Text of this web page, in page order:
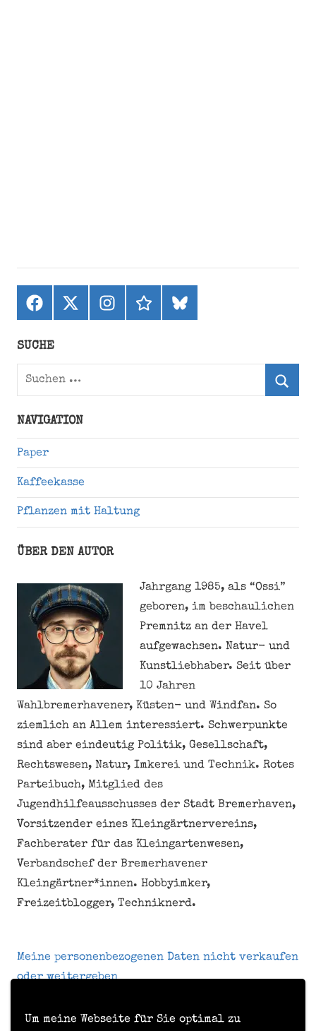
Um meine Webseite für Sie optimal zu
Facebook
X
(ehemals
Instagramthreadsbluesky
SUCHE
Suchen
NAVIGATION
Paper
Kaffeekasse
Pflanzen mit Haltung
ÜBER DEN AUTOR
Jahrgang 1985, als “Ossi”
geboren, im beschaulichen
Premnitz an der Havel
aufgewachsen. Natur- und
Kunstliebhaber. Seit über
10 Jahren
Wahlbremerhavener, Küsten- und Windfan. So
ziemlich an Allem interessiert. Schwerpunkte
sind aber eindeutig Politik, Gesellschaft,
Rechtswesen, Natur, Imkerei und Technik. Rotes
Parteibuch, Mitglied des
Jugendhilfeausschusses der Stadt Bremerhaven,
Vorsitzender eines Kleingärtnervereins,
Fachberater für das Kleingartenwesen,
Verbandschef der Bremerhavener
Kleingärtner*innen. Hobbyimker,
Freizeitblogger, Techniknerd.
Meine personenbezogenen Daten nicht verkaufen
oder weitergeben